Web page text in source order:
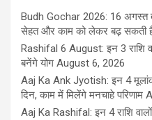
Budh Gochar 2026: 16 अगस्त
सेहत और काम को लेकर बढ़ सकती
Rashifal 6 August: इन 3 राशि
बनेंगे योग August 6, 2026
Aaj Ka Ank Jyotish: इन 4
दिन, काम में मिलेंगे मनचाहे परिणाम
Aaj Ka Rashifal: इन 4 राशि